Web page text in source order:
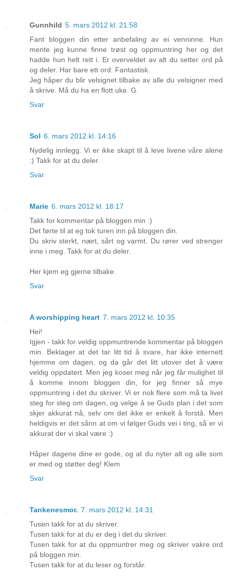
Gunnhild 5. mars 2012 kl. 21:58
Fant bloggen din etter anbefaling av ei venninne. Hun
mente jeg kunne finne trøst og oppmuntring her og det
hadde hun helt rett i. Er overveldet av alt du setter ord på
og deler. Har bare ett ord: Fantastisk.
Jeg håper du blir velsignet tilbake av alle du velsigner med
å skrive. Må du ha en flott uke. G.
Svar
Sol 6. mars 2012 kl. 14:16
Nydelig innlegg. Vi er ikke skapt til å leve livene våre alene
:) Takk for at du deler.
Svar
Marie 6. mars 2012 kl. 18:17
Takk for kommentar på bloggen min :)
Det førte til at eg tok turen inn på bloggen din.
Du skriv sterkt, nært, sårt og varmt. Du rører ved strenger
inne i meg. Takk for at du deler.
Her kjem eg gjerne tilbake.
Svar
A worshipping heart 7. mars 2012 kl. 10:35
Hei!
Igjen - takk for veldig oppmuntrende kommentar på bloggen
min. Beklager at det tar litt tid å svare, har ikke internett
hjemme om dagen, og da går det litt utover det å være
veldig oppdatert. Men jeg koser meg når jeg får mulighet til
å komme innom bloggen din, for jeg finner så mye
oppmuntring i det du skriver. Vi er nok flere som må ta livet
steg for steg om dagen, og velge å se Guds plan i det som
skjer akkurat nå, selv om det ikke er enkelt å forstå. Men
heldigvis er det sånn at om vi følger Guds vei i ting, så er vi
akkurat der vi skal være :)
Håper dagene dine er gode, og at du nyter alt og alle som
er med og støtter deg! Klem
Svar
Tankenesmor. 7. mars 2012 kl. 14:31
Tusen takk for at du skriver.
Tusen takk for at du er deg i det du skriver.
Tusen takk for at du oppmuntrer meg og skriver vakre ord
på bloggen min.
Tusen takk for at du leser og forstår.